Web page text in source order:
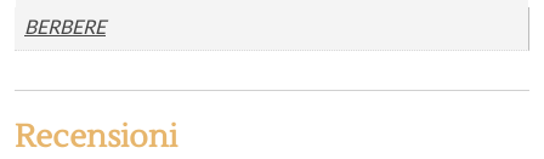
BERBERE
Recensioni